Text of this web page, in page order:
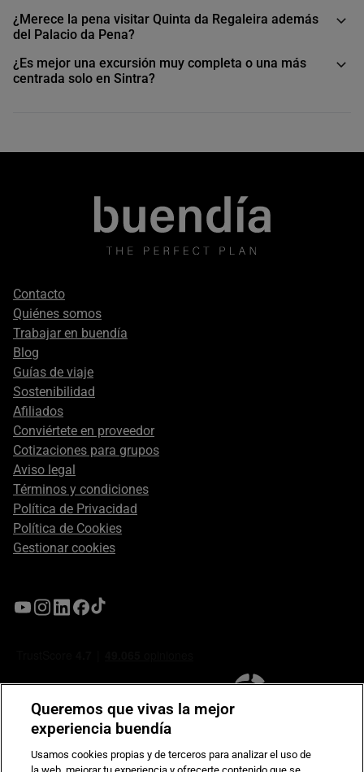
¿Merece la pena visitar Quinta da Regaleira además
del Palacio da Pena?
¿Es mejor una excursión muy completa o una más
centrada solo en Sintra?
Footer
secondary
Contacto
Quiénes somos
Trabajar en buendía
Blog
Guías de viaje
Sostenibilidad
Afiliados
Conviértete en proveedor
Cotizaciones para grupos
Aviso legal
Términos y condiciones
Política de Privacidad
Política de Cookies
Gestionar cookies
Queremos que vivas la mejor
experiencia buendía
Usamos cookies propias y de terceros para analizar el uso de